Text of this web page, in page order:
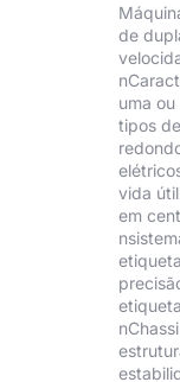
de
uma
tipos
vida
em